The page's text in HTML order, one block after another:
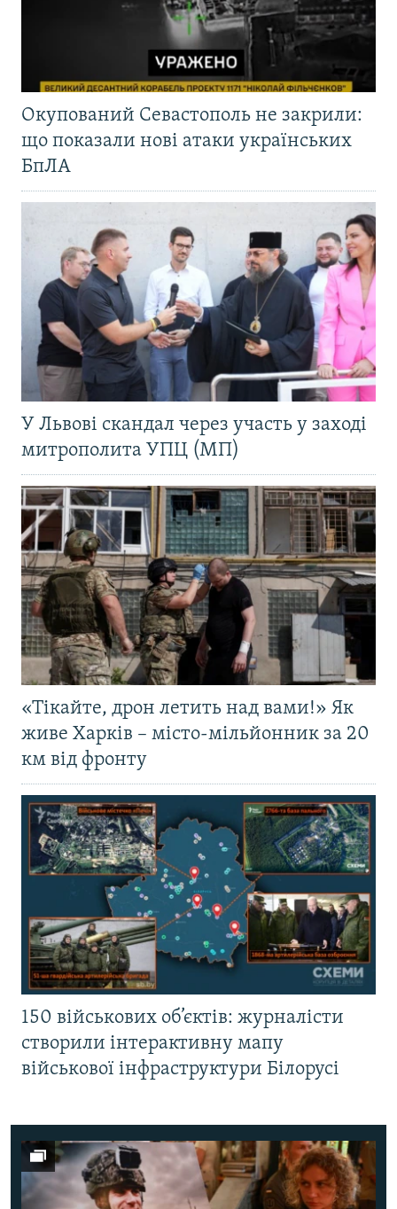
Окупований Севастополь не закрили:
що показали нові атаки українських
БпЛА
У Львові скандал через участь у заході
митрополита УПЦ (МП)
«Тікайте, дрон летить над вами!» Як
живе Харків – місто-мільйонник за 20
км від фронту
150 військових об’єктів: журналісти
створили інтерактивну мапу
військової інфраструктури Білорусі